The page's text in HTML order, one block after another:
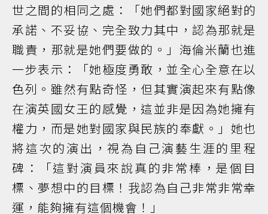
世之間的相同之處：「她們都對國家絕對的
承諾、不妥協、完全致力其中，認為那就是
職責，那就是她們要做的。」海倫米蘭也進
一步表示：「她極度勇敢，並全心全意在以
色列。雖然有點奇怪，但其實演起來有點像
在演英國女王的感覺，這並非是因為她擁有
權力，而是她對國家與民族的奉獻。」她也
將這次的演出，視為自己演藝生涯的里程
碑：「這對演員來說真的非常棒，是個目
標、夢想中的目標！我認為自己非常非常幸
運，能夠擁有這個機會！」